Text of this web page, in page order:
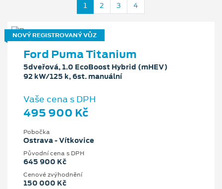
1 2 3 4
NOVÝ REGISTROVANÝ VŮZ
Ford Puma Titanium
5dveřová, 1.0 EcoBoost Hybrid (mHEV)
92 kW/125 k, 6st. manuální
Vaše cena s DPH
495 900 Kč
Pobočka
Ostrava - Vítkovice
Původní cena s DPH
645 900 Kč
Cenové zvýhodnění
150 000 Kč